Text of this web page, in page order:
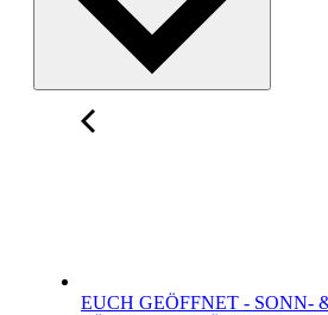
EUCH GEÖFFNET - SONN-